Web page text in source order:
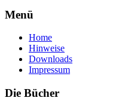
Menü
Home
Hinweise
Downloads
Impressum
Die Bücher